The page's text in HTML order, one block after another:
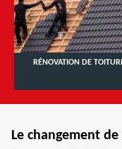
RÉNOVATION DE
Le changement